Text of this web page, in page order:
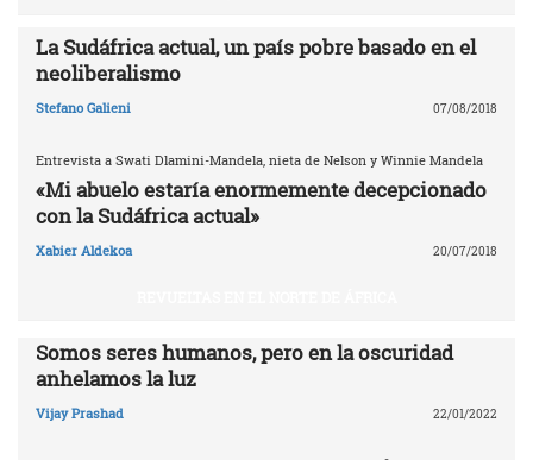
La Sudáfrica actual, un país pobre basado en el
neoliberalismo
Stefano Galieni 07/08/2018
Entrevista a Swati Dlamini-Mandela, nieta de Nelson y Winnie Mandela
«Mi abuelo estaría enormemente decepcionado
con la Sudáfrica actual»
Xabier Aldekoa 20/07/2018
Somos seres humanos, pero en la oscuridad
anhelamos la luz
Vijay Prashad 22/01/2022